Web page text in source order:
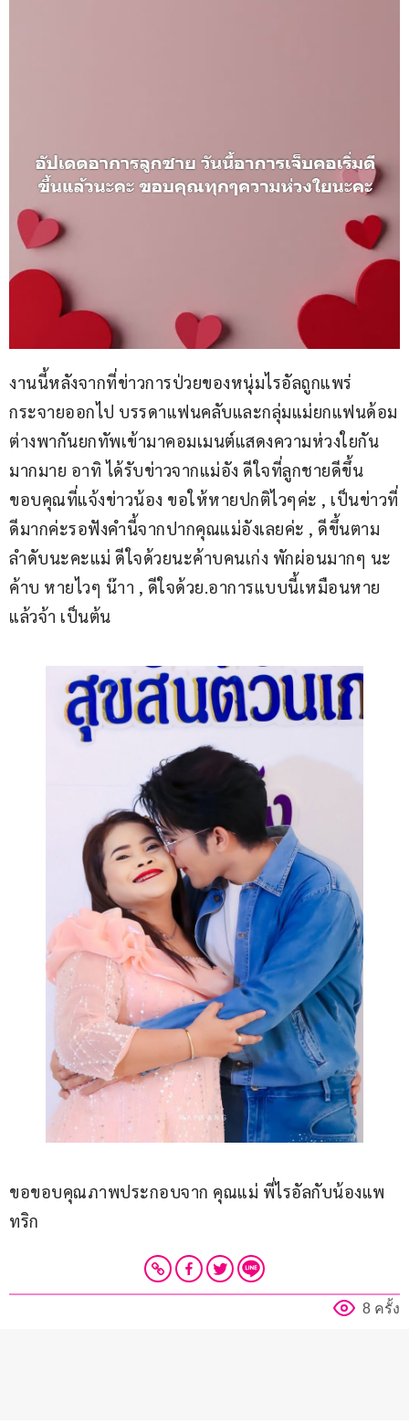
งานนี้หลังจากที่ข่าวการป่วยของหนุ่มไรอัลถูกแพร่
กระจายออกไป บรรดาแฟนคลับและกลุ่มแม่ยกแฟนด้อม
ต่างพากันยกทัพเข้ามาคอมเมนต์แสดงความห่วงใยกัน
มากมาย อาทิ ได้รับข่าวจากแม่อัง ดีใจที่ลูกชายดีขึ้น
ขอบคุณที่แจ้งข่าวน้อง ขอให้หายปกติไวๆค่ะ , เป็นข่าวที่
ดีมากค่ะรอฟังคำนี้จากปากคุณแม่อังเลยค่ะ , ดีขึ้นตาม
ลำดับนะคะแม่ ดีใจด้วยนะค้าบคนเก่ง พักผ่อนมากๆ นะ
ค้าบ หายไวๆ น๊าา , ดีใจด้วย.อาการแบบนี้เหมือนหาย
แล้วจ้า เป็นต้น
ขอขอบคุณภาพประกอบจาก คุณแม่ พี่ไรอัลกับน้องแพ
ทริก
8 ครั้ง